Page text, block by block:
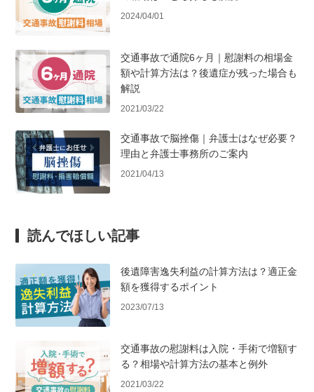
2024/04/01
交通事故で通院6ヶ月｜慰謝料の相場金
額や計算方法は？後遺症が残った場合も
解説
2021/03/22
交通事故で脳挫傷｜弁護士はなぜ必要？
理由と弁護士事務所のご案内
2021/04/13
読んでほしい記事
後遺障害逸失利益の計算方法は？適正金
額を獲得するポイント
2023/07/13
交通事故の慰謝料は入院・手術で増額す
る？相場や計算方法の基本と例外
2021/03/22